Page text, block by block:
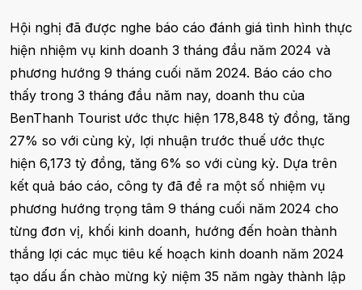
Hội nghị đã được nghe báo cáo đánh giá tình hình thực
hiện nhiệm vụ kinh doanh 3 tháng đầu năm 2024 và
phương hướng 9 tháng cuối năm 2024. Báo cáo cho
thấy trong 3 tháng đầu năm nay, doanh thu của
BenThanh Tourist ước thực hiện 178,848 tỷ đồng, tăng
27% so với cùng kỳ, lợi nhuận trước thuế ước thực
hiện 6,173 tỷ đồng, tăng 6% so với cùng kỳ. Dựa trên
kết quả báo cáo, công ty đã đề ra một số nhiệm vụ
phương hướng trọng tâm 9 tháng cuối năm 2024 cho
từng đơn vị, khối kinh doanh, hướng đến hoàn thành
thắng lợi các mục tiêu kế hoạch kinh doanh năm 2024
tạo dấu ấn chào mừng kỷ niệm 35 năm ngày thành lập